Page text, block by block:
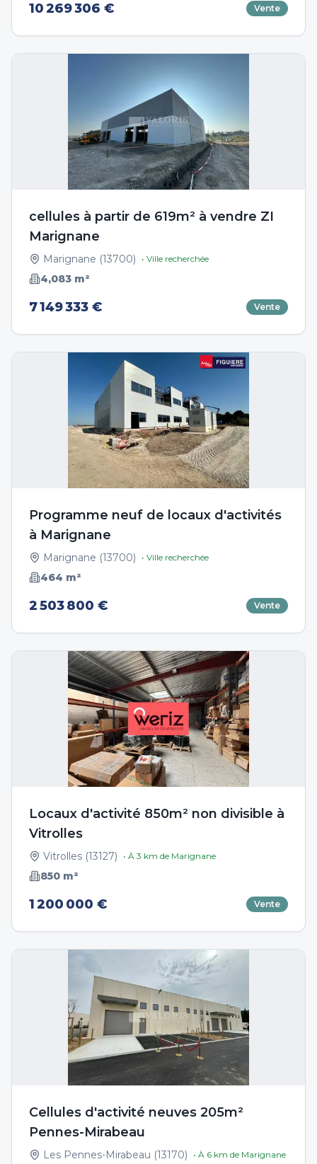
10 269 306 € Vente
cellules à partir de 619m² à vendre ZI
Marignane
Marignane (13700) • Ville recherchée
4,083 m²
7 149 333 € Vente
Programme neuf de locaux d'activités
à Marignane
Marignane (13700) • Ville recherchée
464 m²
2 503 800 € Vente
Locaux d'activité 850m² non divisible à
Vitrolles
Vitrolles (13127) • À 3 km de Marignane
850 m²
1 200 000 € Vente
Cellules d'activité neuves 205m²
Pennes-Mirabeau
Les Pennes-Mirabeau (13170) • À 6 km de Marignane